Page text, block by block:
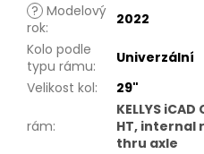
? Modelový
rok:
2022
Kolo podle
typu rámu:
Univerzální
Velikost kol: 29"
rám:
KELLYS
HT, internal
thru axle